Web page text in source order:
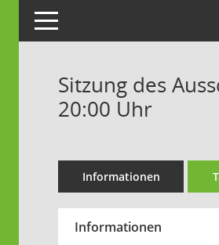
Toggle navigation
Sitzung des
20:00 Uhr
Informationen
Informationen